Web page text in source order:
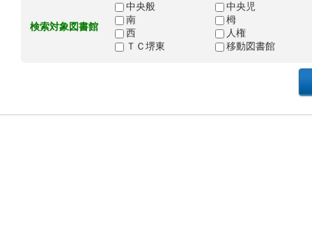
検索対象図書館
中央般
中央児
南
栂
西
人権
ＴＣ堺東
移動図書館